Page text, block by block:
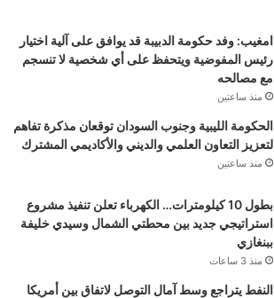
امغيب: وفد حكومة الدبيبة قد يوافق على آلية اختيار
رئيس المفوضية ويتحفظ على أي شخصية لا تنسجم
مع مصالحه
منذ ساعتين
الحكومة الليبية وجنوب السودان توقعان مذكرة تفاهم
لتعزيز التعاون العلمي والديني والأكاديمي المشترك
منذ ساعتين
بطول 10 كيلومترات… الكهرباء تعلن تنفيذ مشروع
استراتيجي جديد بين محطتي الشمال وسيدي خليفة
ببنغازي
منذ 3 ساعات
النفط يتراجع وسط آمال التوصل لاتفاق بين أمريكا